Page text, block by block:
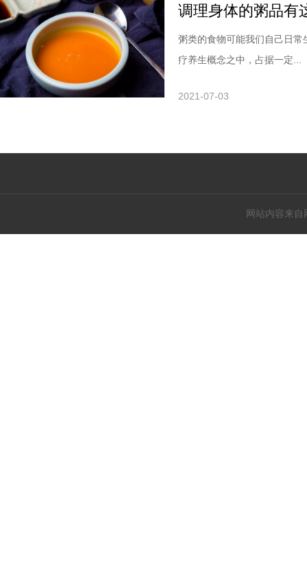
调理身体的粥品有
粥类的食物可能我们自己日
疗养生概念之中，占据一定...
2021-07-03
网站内容来